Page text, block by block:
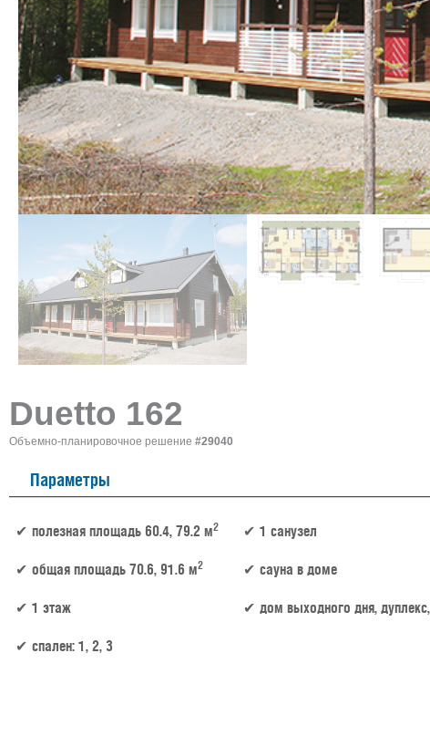
Duetto 162
Объемно-планировочное решение #29040
Параметры
полезная площадь 60.4, 79.2 м2
общая площадь 70.6, 91.6 м2
1 этаж
спален: 1, 2, 3
1 санузел
сауна в доме
дом выходного дня,